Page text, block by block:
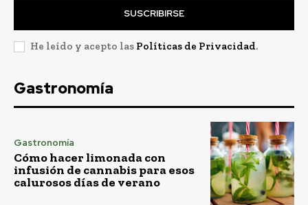
SUSCRIBIRSE
He leído y acepto las Políticas de Privacidad.
Gastronomía
Gastronomía
Cómo hacer limonada con
infusión de cannabis para esos
calurosos días de verano